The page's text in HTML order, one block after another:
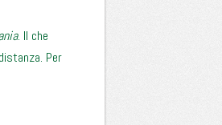
. Il che
Per